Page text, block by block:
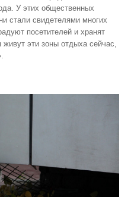
У этих общественных
стали свидетелями многих
посетителей и хранят
живут эти зоны отдыха сейчас,